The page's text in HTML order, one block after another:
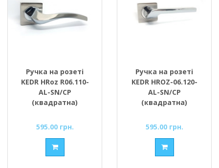
Ручка на розеті
KEDR HRoz R06.110-
AL-SN/CP
(квадратна)
595.00 грн.
Ручка на розеті
KEDR HROZ-06.120-
AL-SN/CP
(квадратна)
595.00 грн.